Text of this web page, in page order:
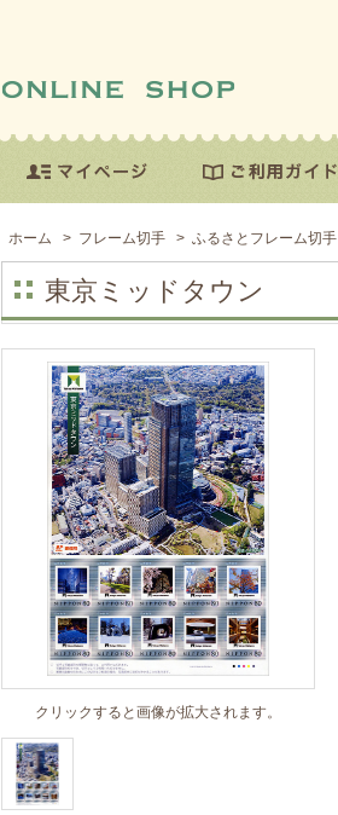
ホーム > フレーム切手 > ふるさとフレーム切手
東京ミッドタウン
クリックすると画像が拡大されます。